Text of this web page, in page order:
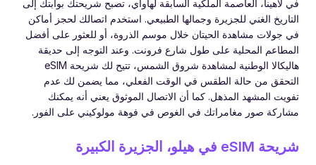
في لاهينا، العاصمة الملكية السابقة لهاواي، تصبح شريحتك بوابتك إلى
التاريخ الغني للجزيرة وجمالها الطبيعي. استخدم اتصالك لحجز أماكن
في جولات مشاهدة الحيتان خلال موسم الذروة، أو للعثور على أفضل
المطاعم المحلية على طول شارع فرونت. وعند التوجه إلى حديقة
هاليكالا الوطنية لمشاهدة شروق الشمس، تتيح لك شريحة eSIM
التحقق من حالة الطقس في الوقت الفعلي، مما يضمن لك عدم
تفويت المشهد المذهل. كما أن الاتصال الموثوق يعني أنه يمكنك
مشاركة صور مغامراتك في الغوص في فوهة مولوكيني على الفور.
شريحة eSIM في هيلو، الجزيرة الكبيرة